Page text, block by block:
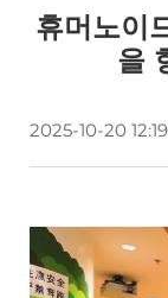
회사 소개
응용 프로그램
사례
휴머노이
을
2025-10-20